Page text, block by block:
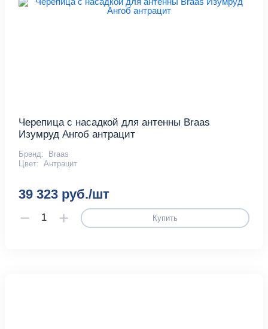
Черепица с насадкой для антенны Braas
Изумруд Ангоб антрацит
Бренд:
Braas
Цвет: Антрацит
39 323 руб./шт
Купить